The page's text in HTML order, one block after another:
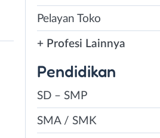
Pelayan Toko
+ Profesi Lainnya
Pendidikan
SD – SMP
SMA / SMK